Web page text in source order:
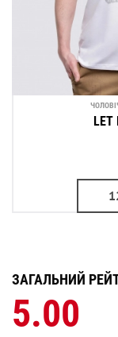
LET
ЗАГАЛЬНИЙ
5.00